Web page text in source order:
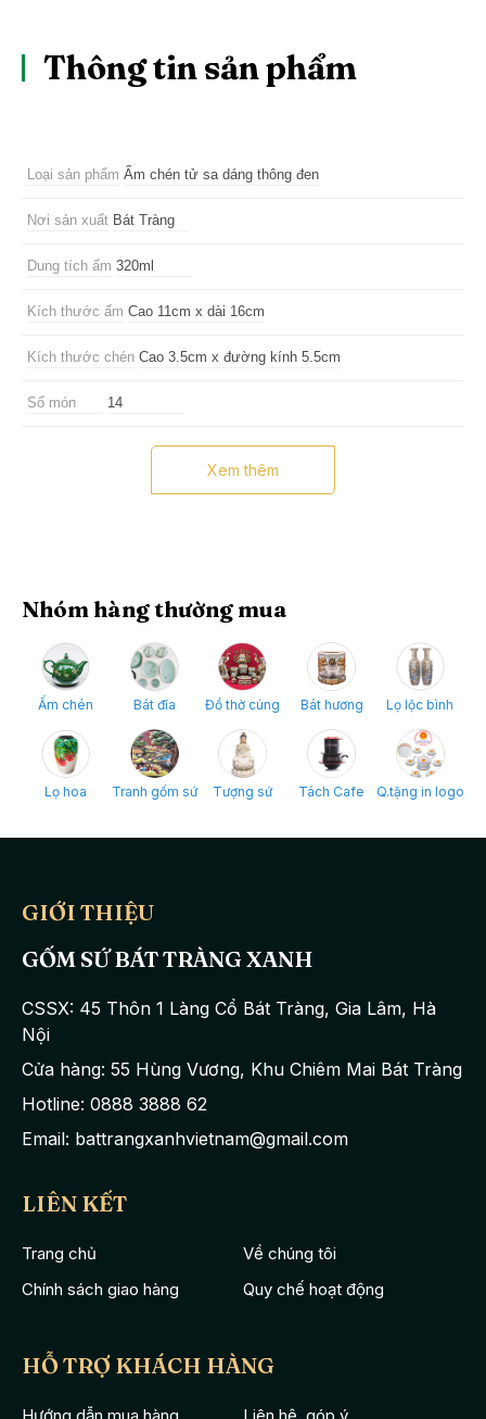
Thông tin sản phẩm
Loại sản phẩm Ấm chén tử sa dáng thông đen
Nơi sản xuất Bát Tràng
Dung tích ấm 320ml
Kích thước ấm Cao 11cm x dài 16cm
Kích thước chén Cao 3.5cm x đường kính 5.5cm
Số món 14
1 ấm, 6 chén, 7 đĩa
Kẻ chỉ
sáng tạo, tinh xảo cùng với màu sắc trang nhã lịch sự sẽ là sản
phẩmấm chén Bát Tràng
mang lại lại vẻ đẹp sang trọng, hiện
đại cho không gian sống của bạn.
Toàn bộ sản phẩm bao phủ một lớp men đen sang trọng. Ấm trà
được làm bằng chất liệu gốm đồng điệu, đường cong mềm mại
nhấn độc đáo và lạ mắt. Lòng chén được tráng lớp men trắng,
Bộ ấm chén tử saBát Tràngcây thông đen kẻ chỉ mang khả
năng đặc trưng của ấm chén Tử sa đó là đem lại hương thơm
Xem thêm
Nhóm hàng thường mua
Ấm chén Bát đĩa Đồ thờ cúng Bát hương Lọ lộc bình
Lọ hoa Tranh gốm sứ Tượng sứ Tách Cafe Q.tặng in logo
GIỚI THIỆU
GỐM SỨ BÁT TRÀNG XANH
CSSX: 45 Thôn 1 Làng Cổ Bát Tràng, Gia Lâm, Hà
Nội
Cửa hàng: 55 Hùng Vương, Khu Chiêm Mai Bát Tràng
Hotline: 0888 3888 62
Email: battrangxanhvietnam@gmail.com
LIÊN KẾT
Trang chủ
Về chúng tôi
Chính sách giao hàng
Quy chế hoạt động
HỖ TRỢ KHÁCH HÀNG